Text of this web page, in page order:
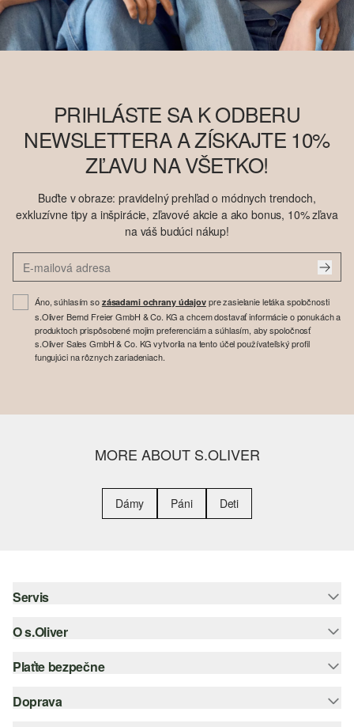
PRIHLÁSTE SA K ODBERU
NEWSLETTERA A ZÍSKAJTE 10%
ZĽAVU NA VŠETKO!
Buďte v obraze: pravidelný prehľad o módnych trendoch,
exkluzívne tipy a inšpirácie, zľavové akcie a ako bonus, 10% zľava
na váš budúci nákup!
Áno, súhlasím so zásadami ochrany údajovpre zasielanie letáka spoločnosti
s.Oliver Bernd Freier GmbH & Co. KG a chcem dostavať informácie o ponukách a
produktoch prispôsobené mojim preferenciám a súhlasím, aby spoločnosť
s.Oliver Sales GmbH & Co. KG vytvorila na tento účel používateľský profil
fungujúci na rôznych zariadeniach.
MORE ABOUT S.OLIVER
Dámy Páni Deti
Servis
Pomoc a FAQ
Nápoveda k veľkostiam
O s.Oliver
Leták
s.Oliver Group
Plaťte bezpečne
Kreditná karta
Doprava